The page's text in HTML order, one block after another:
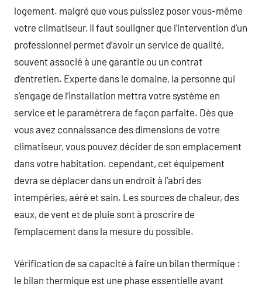
logement. malgré que vous puissiez poser vous-même
votre climatiseur, il faut souligner que l’intervention d’un
professionnel permet d’avoir un service de qualité,
souvent associé à une garantie ou un contrat
d’entretien. Experte dans le domaine, la personne qui
s’engage de l’installation mettra votre système en
service et le paramétrera de façon parfaite. Dès que
vous avez connaissance des dimensions de votre
climatiseur, vous pouvez décider de son emplacement
dans votre habitation. cependant, cet équipement
devra se déplacer dans un endroit à l’abri des
intempéries, aéré et sain. Les sources de chaleur, des
eaux, de vent et de pluie sont à proscrire de
l’emplacement dans la mesure du possible.
Vérification de sa capacité à faire un bilan thermique :
le bilan thermique est une phase essentielle avant